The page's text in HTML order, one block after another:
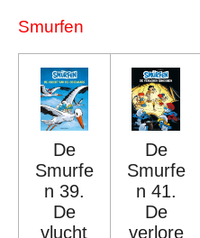
Smurfen
De
Smurfe
n 39.
De
vlucht
De
Smurfe
n 41.
De
verlore